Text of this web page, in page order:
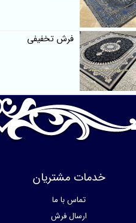
فرش تخفیفی
خدمات مشتریان
تماس با ما
ارسال فرش